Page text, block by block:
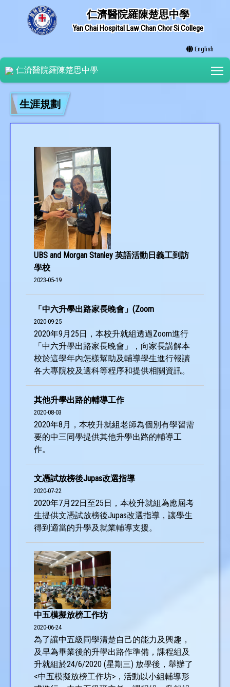
仁濟醫院羅陳楚思中學
Yan Chai Hospital Law Chan Chor Si College
English
仁濟醫院羅陳楚思中學
生涯規劃
UBS and Morgan Stanley 英語活動日義工到訪
學校
2023-05-19
「中六升學出路家長晚會」(Zoom
2020-09-25
2020年9月25日，本校升就組透過Zoom進行
「中六升學出路家長晚會」，向家長講解本
校於這學年內怎樣幫助及輔導學生進行報讀
各大專院校及選科等程序和提供相關資訊。
其他升學出路的輔導工作
2020-08-03
2020年8月，本校升就組老師為個別有學習需
要的中三同學提供其他升學出路的輔導工
作。
文憑試放榜後Jupas改選指導
2020-07-22
2020年7月22日至25日，本校升就組為應屆考
生提供文憑試放榜後Jupas改選指導，讓學生
得到適當的升學及就業輔導支援。
中五模擬放榜工作坊
2020-06-24
為了讓中五級同學清楚自己的能力及興趣，
及早為畢業後的升學出路作準備，課程組及
升就組於24/6/2020 (星期三) 放學後，舉辦了
<中五模擬放榜工作坊>，活動以小組輔導形